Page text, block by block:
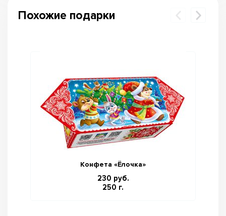
Похожие подарки
Конфета «Ёлочка»
230 руб.
250 г.